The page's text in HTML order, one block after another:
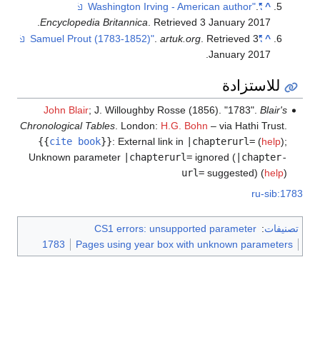
^
"Washington Irving - American author"
.
Encyclopedia Britannica . Retrieved3 January 2017
.
^
"Samuel Prout (1783-1852)"
.artuk.org. Retrieved3
January 2017
.
للاستزادة
John Blair; J. Willoughby Rosse (1856). "1783". Blair's
Chronological Tables. London: H.G. Bohn – via Hathi Trust.
{{cite book}}: External link in |chapterurl=(help);
Unknown parameter
|chapterurl=ignored (|chapter-
url=suggested) (help)
ru-sib:1783
تصنيفات:
CS1 errors: unsupported parameter
Pages using year box with unknown parameters
1783